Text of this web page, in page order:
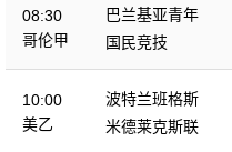
08:30
哥伦甲
巴兰基亚青年
国民竞技
10:00
美乙
波特兰班格斯
米德莱克斯联